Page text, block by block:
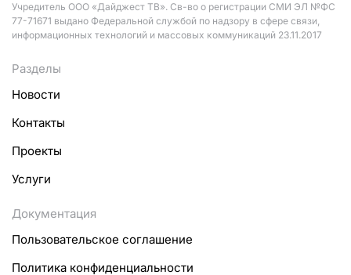
Учредитель ООО «Дайджест ТВ». Св-во о регистрации СМИ ЭЛ №ФС
77-71671 выдано Федеральной службой по надзору в сфере связи,
информационных технологий и массовых коммуникаций 23.11.2017
Разделы
Новости
Контакты
Проекты
Услуги
Документация
Пользовательское соглашение
Политика конфиденциальности